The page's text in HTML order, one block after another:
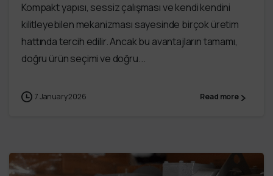
Kompakt yapısı, sessiz çalışması ve kendi kendini
kilitleyebilen mekanizması sayesinde birçok üretim
hattında tercih edilir. Ancak bu avantajların tamamı,
doğru ürün seçimi ve doğru...
7 January 2026 Read more